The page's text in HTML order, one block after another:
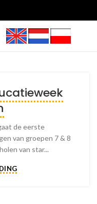
de eerste
van groepen 7 & 8
van star...